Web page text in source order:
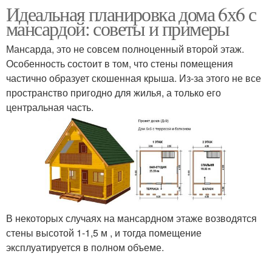
Идеальная планировка дома 6х6 с
мансардой: советы и примеры
Мансарда, это не совсем полноценный второй этаж.
Особенность состоит в том, что стены помещения
частично образует скошенная крыша. Из-за этого не все
пространство пригодно для жилья, а только его
центральная часть.
В некоторых случаях на мансардном этаже возводятся
стены высотой 1-1,5 м , и тогда помещение
эксплуатируется в полном объеме.